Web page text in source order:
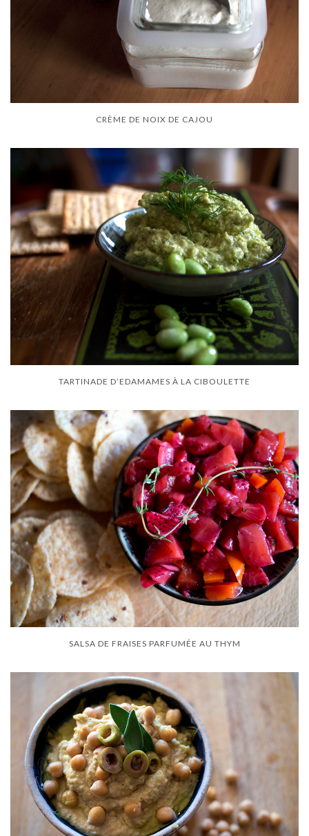
CRÈME DE NOIX DE CAJOU
TARTINADE D’EDAMAMES À LA CIBOULETTE
SALSA DE FRAISES PARFUMÉE AU THYM